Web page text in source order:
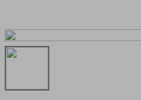
2º cafeteira